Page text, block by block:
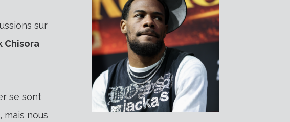
sur
Chisora
se sont
mais nous